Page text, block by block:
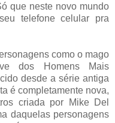
que neste novo mundo
telefone celular pra
como o mago
dos Homens Mais
desde a série antiga
é completamente nova,
criada por Mike Del
daquelas personagens